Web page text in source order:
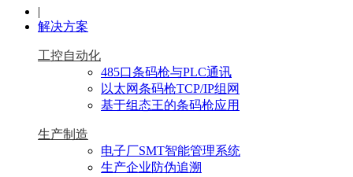
|
解决方案
工控自动化
485口条码枪与PLC通讯
以太网条码枪TCP/IP组网
基于组态王的条码枪应用
生产制造
电子厂SMT智能管理系统
生产企业防伪追溯